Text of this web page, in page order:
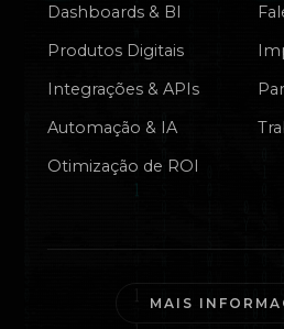
Dashboards & BI
Produtos Digitais
Integrações & APIs
Automação & IA
Otimização de ROI
MAIS